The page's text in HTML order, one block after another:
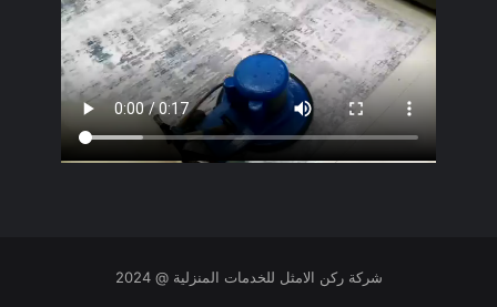
شركة ركن الامثل للخدمات المنزلية @ 2024